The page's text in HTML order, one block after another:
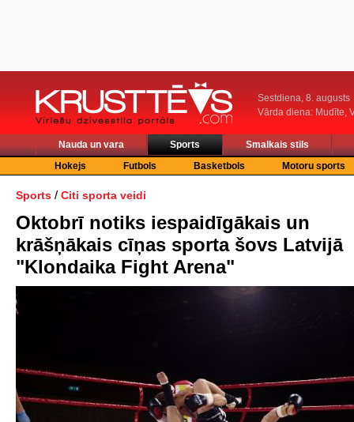
Sestdiena, 8. augusts
Vārda diena: Mudīte,
Nauda un vara Sports
Smalkais stils
Hokejs
Futbols Basketbols Motoru sports
Sports / Citi sporta veidi
Oktobrī notiks iespaidīgākais un
krāšņākais cīņas sporta šovs Latvijā
"Klondaika Fight Arena"